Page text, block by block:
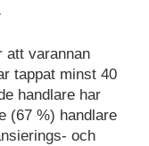
att varannan
tappat minst 40
handlare har
(67 %) handlare
och